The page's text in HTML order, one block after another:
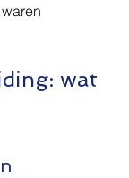
wat